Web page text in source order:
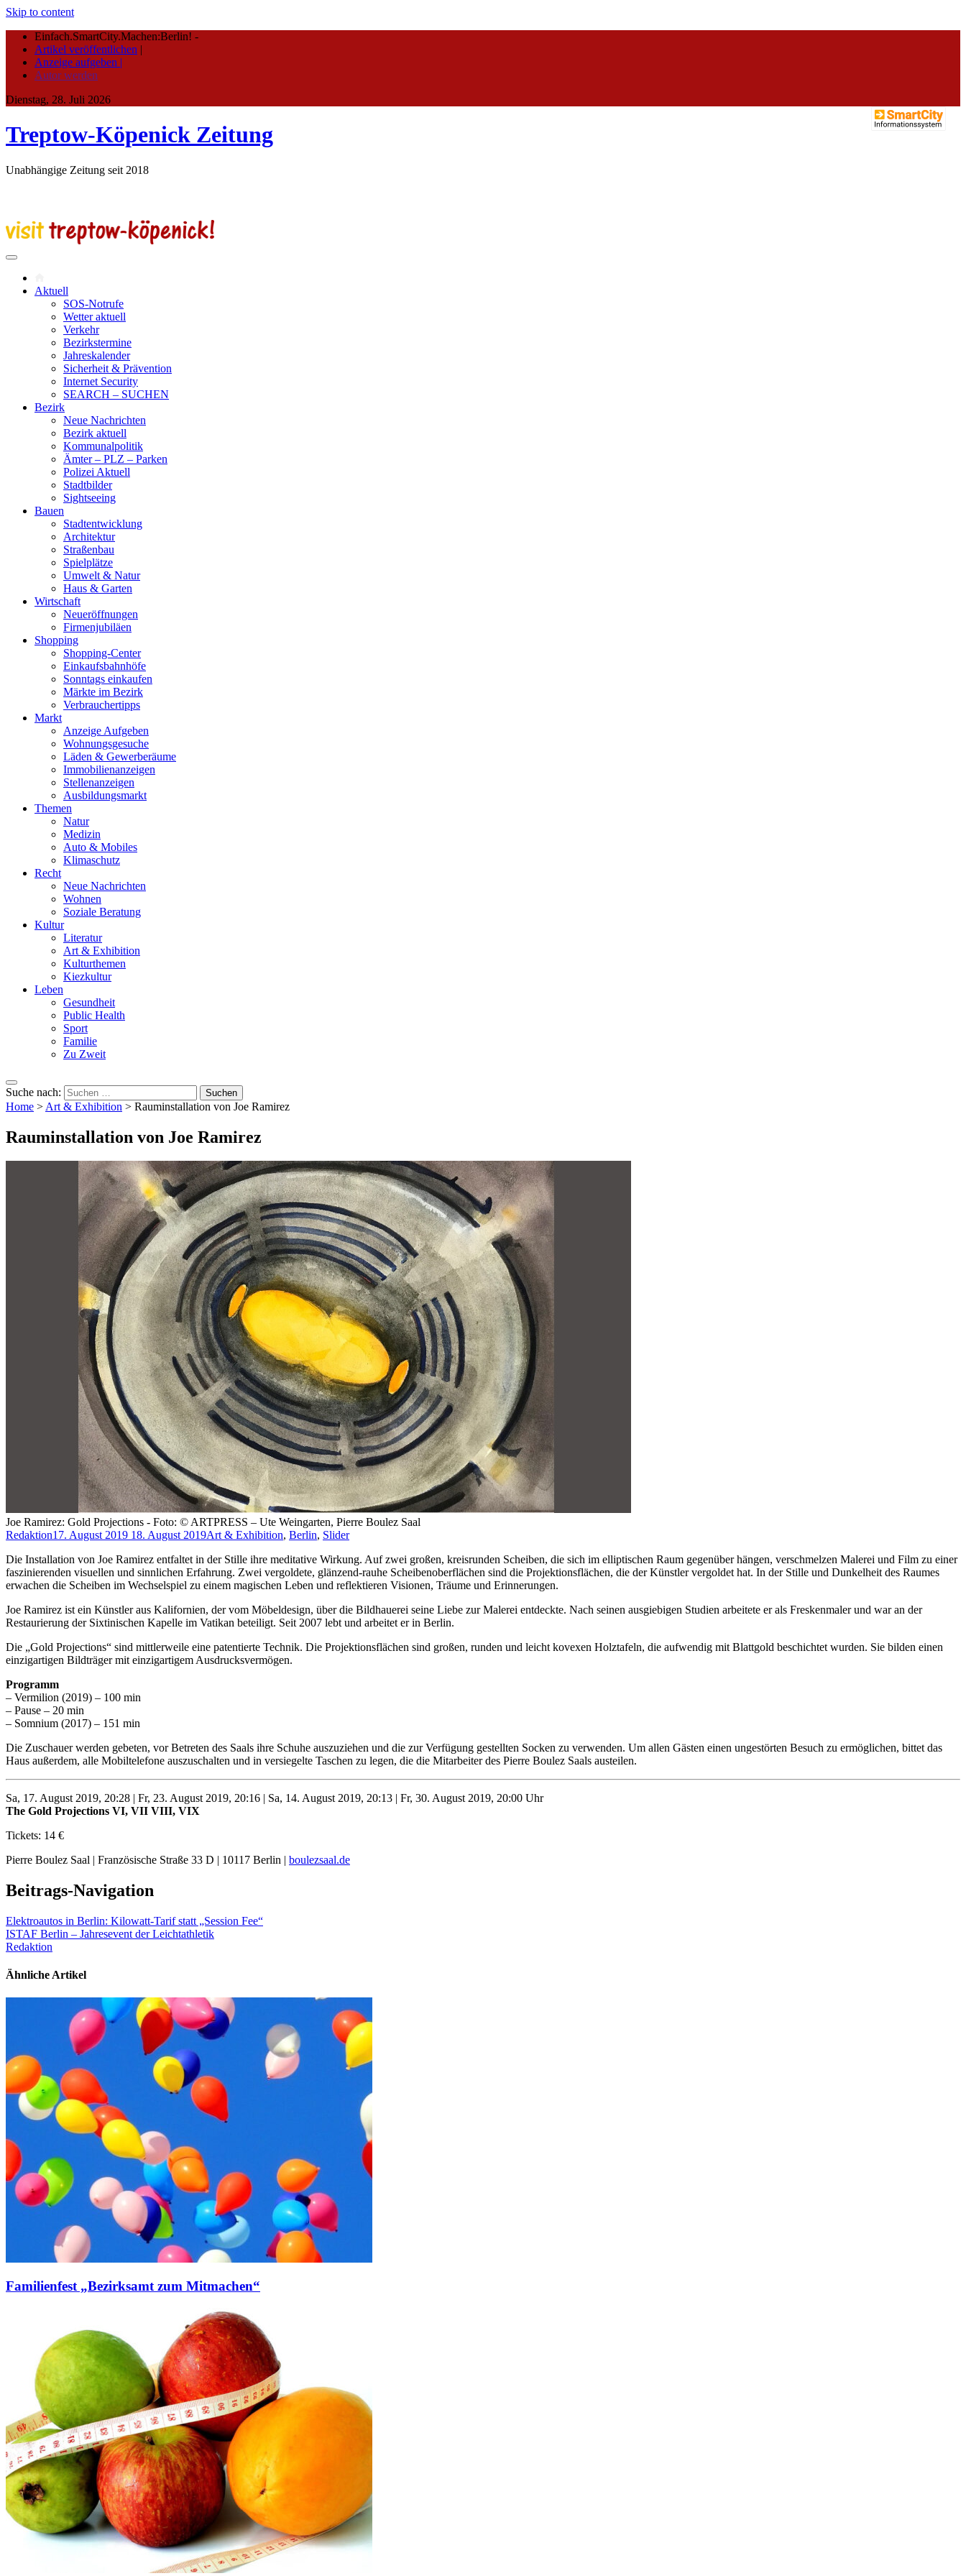
Skip to content
Einfach.SmartCity.Machen:Berlin! -
Artikel veröffentlichen |
Anzeige aufgeben |
Autor werden
Dienstag, 28. Juli 2026
Treptow-Köpenick Zeitung
Unabhängige Zeitung seit 2018
Aktuell
SOS-Notrufe
Wetter aktuell
Verkehr
Bezirkstermine
Jahreskalender
Sicherheit & Prävention
Internet Security
SEARCH – SUCHEN
Bezirk
Neue Nachrichten
Bezirk aktuell
Kommunalpolitik
Ämter – PLZ – Parken
Polizei Aktuell
Stadtbilder
Sightseeing
Bauen
Stadtentwicklung
Architektur
Straßenbau
Spielplätze
Umwelt & Natur
Haus & Garten
Wirtschaft
Neueröffnungen
Firmenjubiläen
Shopping
Shopping-Center
Einkaufsbahnhöfe
Sonntags einkaufen
Märkte im Bezirk
Verbrauchertipps
Markt
Anzeige Aufgeben
Wohnungsgesuche
Läden & Gewerberäume
Immobilienanzeigen
Stellenanzeigen
Ausbildungsmarkt
Themen
Natur
Medizin
Auto & Mobiles
Klimaschutz
Recht
Neue Nachrichten
Wohnen
Soziale Beratung
Kultur
Literatur
Art & Exhibition
Kulturthemen
Kiezkultur
Leben
Gesundheit
Public Health
Sport
Familie
Zu Zweit
Suche nach:
Home > Art & Exhibition > Rauminstallation von Joe Ramirez
Rauminstallation von Joe Ramirez
Joe Ramirez: Gold Projections - Foto: © ARTPRESS – Ute Weingarten, Pierre Boulez Saal
Redaktion17. August 2019 18. August 2019Art & Exhibition, Berlin, Slider
Die Installation von Joe Ramirez entfaltet in der Stille ihre meditative Wirkung. Auf zwei großen, kreisrunden Scheiben, die sich im elliptischen Raum gegenüber hängen, verschmelzen Malerei und Film zu einer
faszinierenden visuellen und sinnlichen Erfahrung. Zwei vergoldete, glänzend-rauhe Scheibenoberflächen sind die Projektionsflächen, die der Künstler vergoldet hat. In der Stille und Dunkelheit des Raumes
erwachen die Scheiben im Wechselspiel zu einem magischen Leben und reflektieren Visionen, Träume und Erinnerungen.
Joe Ramirez ist ein Künstler aus Kalifornien, der vom Möbeldesign, über die Bildhauerei seine Liebe zur Malerei entdeckte. Nach seinen ausgiebigen Studien arbeitete er als Freskenmaler und war an der
Restaurierung der Sixtinischen Kapelle im Vatikan beteiligt. Seit 2007 lebt und arbeitet er in Berlin.
Die „Gold Projections“ sind mittlerweile eine patentierte Technik. Die Projektionsflächen sind großen, runden und leicht kovexen Holztafeln, die aufwendig mit Blattgold beschichtet wurden. Sie bilden einen
einzigartigen Bildträger mit einzigartigem Ausdrucksvermögen.
Programm
– Vermilion (2019) – 100 min
– Pause – 20 min
– Somnium (2017) – 151 min
Die Zuschauer werden gebeten, vor Betreten des Saals ihre Schuhe auszuziehen und die zur Verfügung gestellten Socken zu verwenden. Um allen Gästen einen ungestörten Besuch zu ermöglichen, bittet das
Haus außerdem, alle Mobiltelefone auszuschalten und in versiegelte Taschen zu legen, die die Mitarbeiter des Pierre Boulez Saals austeilen.
Sa, 17. August 2019, 20:28 | Fr, 23. August 2019, 20:16 | Sa, 14. August 2019, 20:13 | Fr, 30. August 2019, 20:00 Uhr
The Gold Projections VI, VII VIII, VIX
Tickets: 14 €
Pierre Boulez Saal | Französische Straße 33 D | 10117 Berlin | boulezsaal.de
Beitrags-Navigation
Elektroautos in Berlin: Kilowatt-Tarif statt „Session Fee“
ISTAF Berlin – Jahresevent der Leichtathletik
Redaktion
Ähnliche Artikel
Familienfest „Bezirksamt zum Mitmachen“